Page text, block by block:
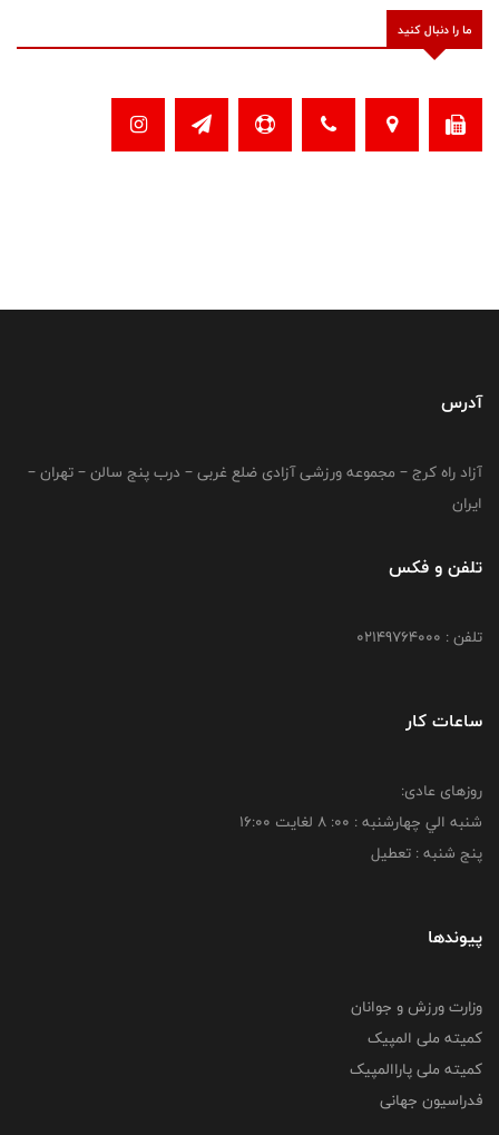
ما را دنبال کنید
آدرس
آزاد راه کرج – مجموعه ورزشی آزادی ضلع غربی – درب پنج سالن – تهران –
ایران
تلفن و فکس
تلفن : 02149764000
ساعات کار
روزهای عادی:
شنبه الي چهارشنبه : 00: 8 لغايت 16:00
پنج شنبه : تعطیل
پیوندها
وزارت ورزش و جوانان
کمیته ملی المپیک
کمیته ملی پاراالمپیک
فدراسیون جهانی